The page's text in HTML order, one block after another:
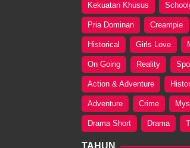
Kekuatan Khusus
Pria Dominan Creampie
Historical Girls Love
On Going Reality
Action & Adventure
Adventure Crime
Drama Short Drama
TAHUN